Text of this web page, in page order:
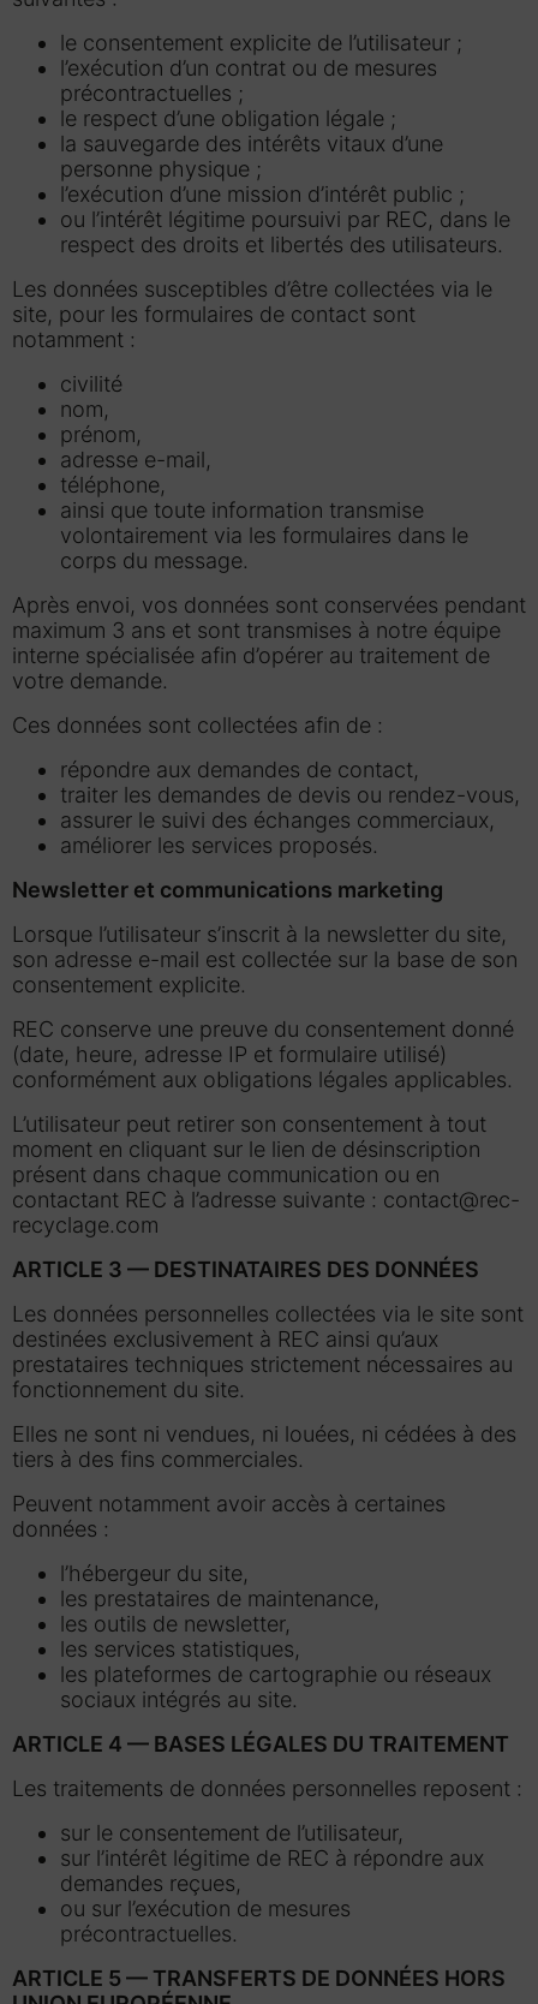
le consentement explicite de l’utilisateur ;
l’exécution d’un contrat ou de mesures
précontractuelles ;
le respect d’une obligation légale ;
la sauvegarde des intérêts vitaux d’une
personne physique ;
l’exécution d’une mission d’intérêt public ;
ou l’intérêt légitime poursuivi par REC, dans le
respect des droits et libertés des utilisateurs.
Les données susceptibles d’être collectées via le
site, pour les formulaires de contact sont
notamment :
civilité
nom,
prénom,
adresse e-mail,
téléphone,
ainsi que toute information transmise
volontairement via les formulaires dans le
corps du message.
Après envoi, vos données sont conservées pendant
maximum 3 ans et sont transmises à notre équipe
interne spécialisée afin d’opérer au traitement de
votre demande.
Ces données sont collectées afin de :
répondre aux demandes de contact,
traiter les demandes de devis ou rendez-vous,
assurer le suivi des échanges commerciaux,
améliorer les services proposés.
Newsletter et communications marketing
Lorsque l’utilisateur s’inscrit à la newsletter du site,
son adresse e-mail est collectée sur la base de son
consentement explicite.
REC conserve une preuve du consentement donné
(date, heure, adresse IP et formulaire utilisé)
conformément aux obligations légales applicables.
L’utilisateur peut retirer son consentement à tout
moment en cliquant sur le lien de désinscription
présent dans chaque communication ou en
contactant REC à l’adresse suivante : contact@rec-
recyclage.com
ARTICLE 3 — DESTINATAIRES DES DONNÉES
Les données personnelles collectées via le site sont
destinées exclusivement à REC ainsi qu’aux
prestataires techniques strictement nécessaires au
fonctionnement du site.
Elles ne sont ni vendues, ni louées, ni cédées à des
tiers à des fins commerciales.
Peuvent notamment avoir accès à certaines
données :
l’hébergeur du site,
les prestataires de maintenance,
les outils de newsletter,
les services statistiques,
les plateformes de cartographie ou réseaux
sociaux intégrés au site.
ARTICLE 4 — BASES LÉGALES DU TRAITEMENT
Les traitements de données personnelles reposent :
sur le consentement de l’utilisateur,
sur l’intérêt légitime de REC à répondre aux
demandes reçues,
ou sur l’exécution de mesures
précontractuelles.
ARTICLE 5 — TRANSFERTS DE DONNÉES HORS